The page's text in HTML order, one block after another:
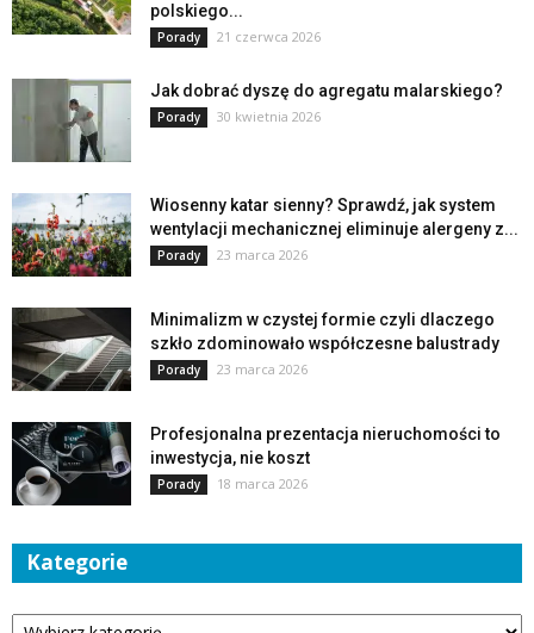
polskiego...
Porady 21 czerwca 2026
Jak dobrać dyszę do agregatu malarskiego?
Porady 30 kwietnia 2026
Wiosenny katar sienny? Sprawdź, jak system
wentylacji mechanicznej eliminuje alergeny z...
Porady 23 marca 2026
Minimalizm w czystej formie czyli dlaczego
szkło zdominowało współczesne balustrady
Porady 23 marca 2026
Profesjonalna prezentacja nieruchomości to
inwestycja, nie koszt
Porady 18 marca 2026
Kategorie
Kategorie